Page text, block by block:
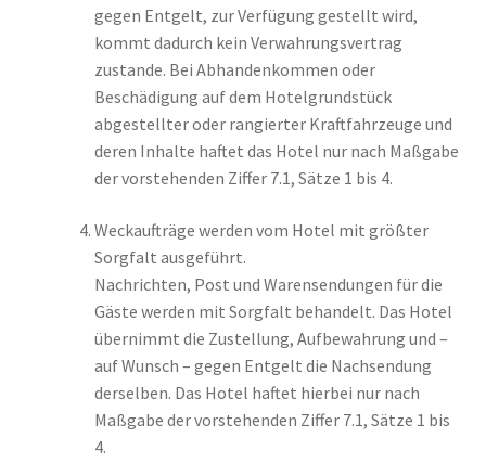
gegen Entgelt, zur Verfügung gestellt wird,
kommt dadurch kein Verwahrungsvertrag
zustande. Bei Abhandenkommen oder
Beschädigung auf dem Hotelgrundstück
abgestellter oder rangierter Kraftfahrzeuge und
deren Inhalte haftet das Hotel nur nach Maßgabe
der vorstehenden Ziffer 7.1, Sätze 1 bis 4.
Weckaufträge werden vom Hotel mit größter
Sorgfalt ausgeführt.
Nachrichten, Post und Warensendungen für die
Gäste werden mit Sorgfalt behandelt. Das Hotel
übernimmt die Zustellung, Aufbewahrung und –
auf Wunsch – gegen Entgelt die Nachsendung
derselben. Das Hotel haftet hierbei nur nach
Maßgabe der vorstehenden Ziffer 7.1, Sätze 1 bis
4.